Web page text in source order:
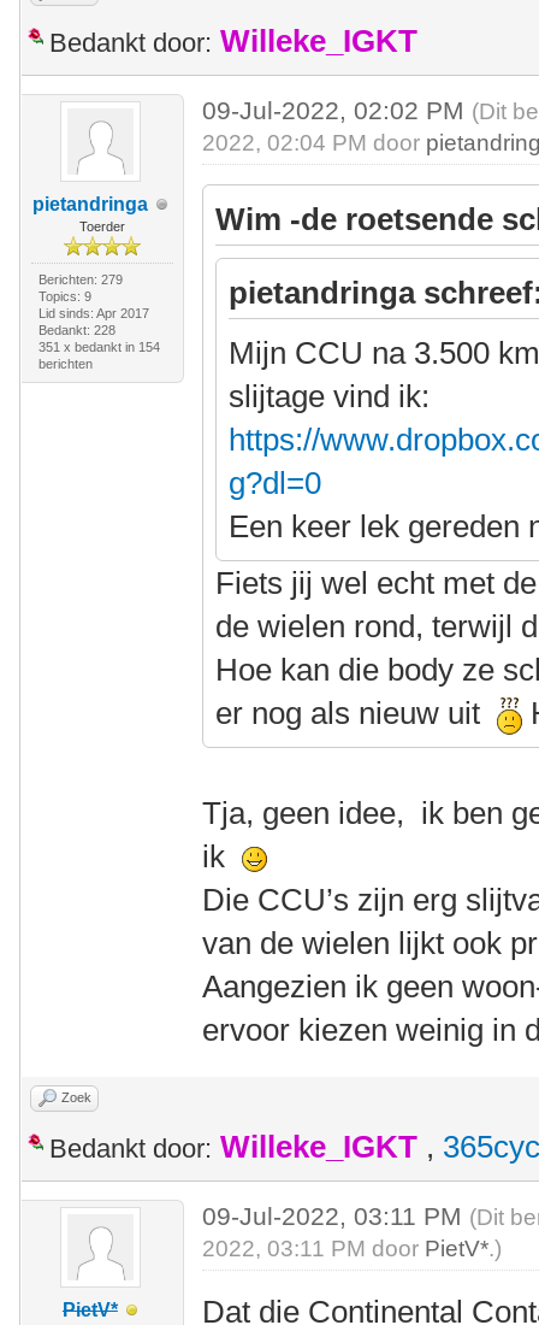
Bedankt door: Willeke_IGKT
pietandringa
Toerder
Berichten: 279
Topics: 9
Lid sinds: Apr 2017
Bedankt: 228
351 x bedankt in 154
berichten
09-Jul-2022, 02:02 PM (Dit
2022, 02:04 PM door
Wim -de roetsende
pietandringa
Mijn CCU na 3.500
slijtage vind ik:
https://
g?dl=0
Een keer lek gereden
Fiets jij wel echt met
de wielen rond, terwijl
Hoe kan die body ze
er nog als nieuw uit
Tja, geen idee, ik ben
ik
Die CCU’s zijn erg
van de wielen lijkt ook
Aangezien ik geen
ervoor kiezen weinig in
Zoek
Bedankt door: Willeke_IGKT ,
PietV*
09-Jul-2022, 03:11 PM (Dit
2022, 03:11 PM door PietV*.)
Dat die Continental